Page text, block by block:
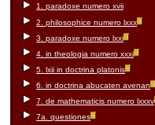
1. paradoxe numero xvii
2. philosophice numero lxxx
3. paradoxe numero lxxi
4. in theologia numero xxxi
5. lxii in doctrina platonis
6. in doctrina abucaten avenan
7. de mathematicis numero lxxxv
7a. questiones